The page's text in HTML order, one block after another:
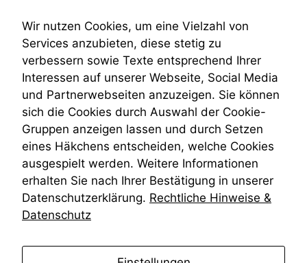
Teilungsklage
Venezuela
VRK
Wiederherstellungsanordnung
Zivilprozessordnung
ZPO
Zustellfiktion
Zuständigkeit
Öffentliches Personalrecht
Öffentlichkeitsprinzip
Wir nutzen Cookies, um eine Vielzahl von
Services anzubieten, diese stetig zu
verbessern sowie Texte entsprechend Ihrer
Interessen auf unserer Webseite, Social Media
und Partnerwebseiten anzuzeigen. Sie können
sich die Cookies durch Auswahl der Cookie-
Gruppen anzeigen lassen und durch Setzen
eines Häkchens entscheiden, welche Cookies
ausgespielt werden. Weitere Informationen
erhalten Sie nach Ihrer Bestätigung in unserer
Datenschutzerklärung. Rechtliche Hinweise &
Datenschutz